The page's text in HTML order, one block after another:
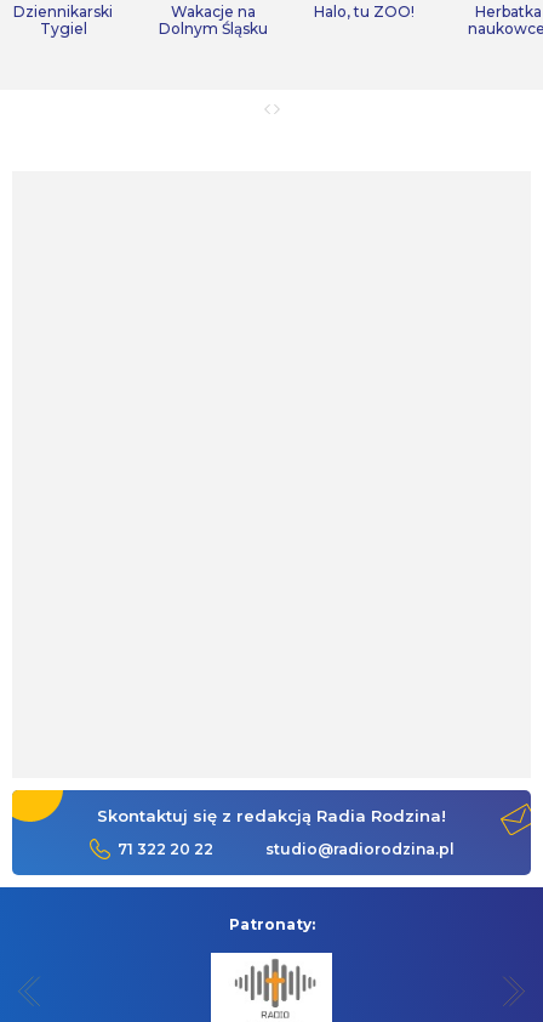
Dziennikarski
Tygiel
Wakacje na
Dolnym Śląsku
Halo, tu ZOO!
Skontaktuj się z redakcją Radia Rodzina!
71 322 20 22 studio@radiorodzina.pl
Patronaty: